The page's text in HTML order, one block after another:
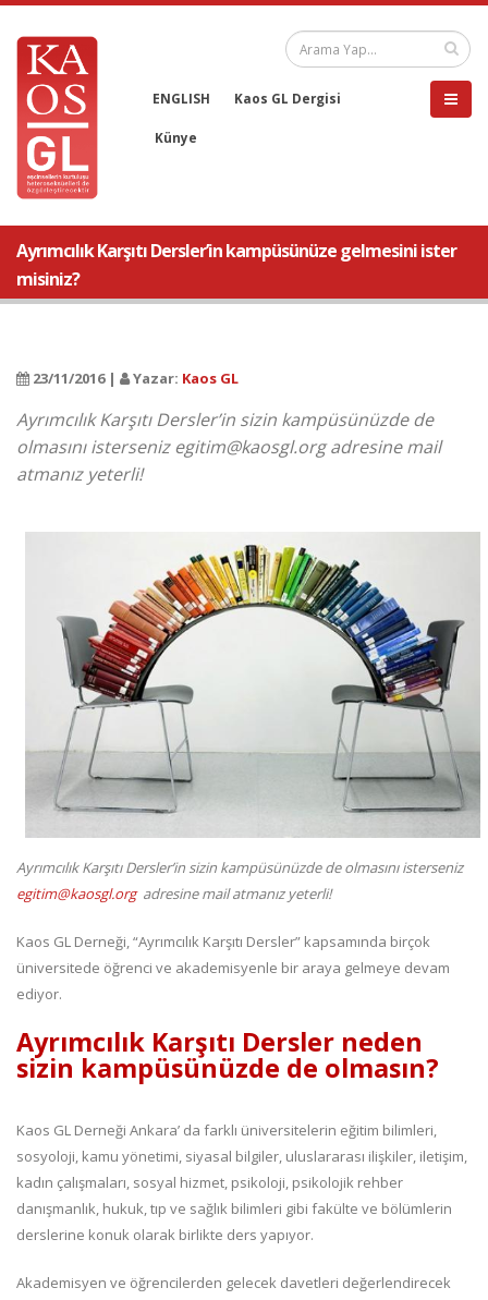
ENGLISH Kaos GL Dergisi
Künye
Ayrımcılık Karşıtı Dersler’in kampüsünüze gelmesini ister
misiniz?
23/11/2016 | Yazar: Kaos GL
Ayrımcılık Karşıtı Dersler’in sizin kampüsünüzde de
olmasını isterseniz egitim@kaosgl.org adresine mail
atmanız yeterli!
Ayrımcılık Karşıtı Dersler’in sizin kampüsünüzde de olmasını isterseniz
egitim@kaosgl.orgadresine mail atmanız yeterli!
Kaos GL Derneği, “Ayrımcılık Karşıtı Dersler” kapsamında birçok
üniversitede öğrenci ve akademisyenle bir araya gelmeye devam
ediyor.
Ayrımcılık Karşıtı Dersler neden
sizin kampüsünüzde de olmasın?
Kaos GL Derneği Ankara’ da farklı üniversitelerin eğitim bilimleri,
sosyoloji, kamu yönetimi, siyasal bilgiler, uluslararası ilişkiler, iletişim,
kadın çalışmaları, sosyal hizmet, psikoloji, psikolojik rehber
danışmanlık, hukuk, tıp ve sağlık bilimleri gibi fakülte ve bölümlerin
derslerine konuk olarak birlikte ders yapıyor.
Akademisyen ve öğrencilerden gelecek davetleri değerlendirecek